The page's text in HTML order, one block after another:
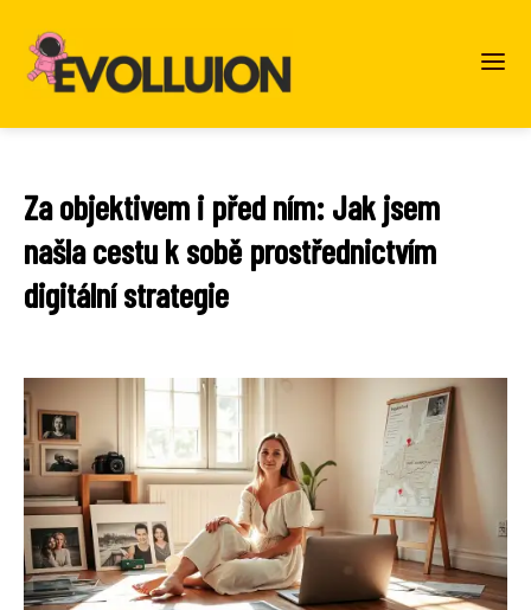
Za objektivem i před ním: Jak jsem
našla cestu k sobě prostřednictvím
digitální strategie